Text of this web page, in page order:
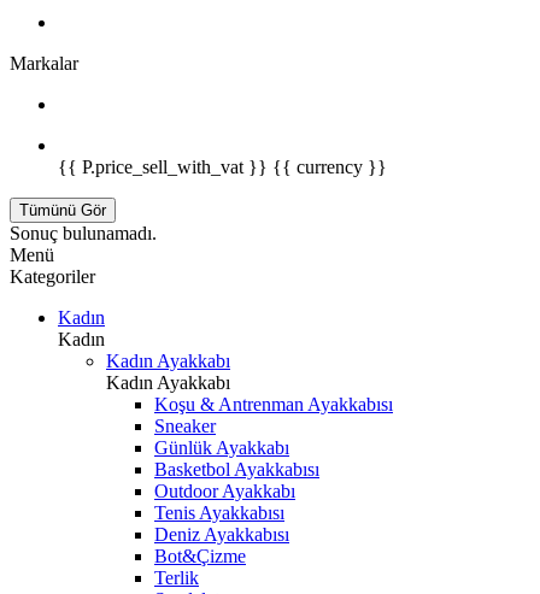
Markalar
{{ P.price_sell_with_vat }} {{ currency }}
Tümünü Gör
Sonuç bulunamadı.
Menü
Kategoriler
Kadın
Kadın
Kadın Ayakkabı
Kadın Ayakkabı
Koşu & Antrenman Ayakkabısı
Sneaker
Günlük Ayakkabı
Basketbol Ayakkabısı
Outdoor Ayakkabı
Tenis Ayakkabısı
Deniz Ayakkabısı
Bot&Çizme
Terlik